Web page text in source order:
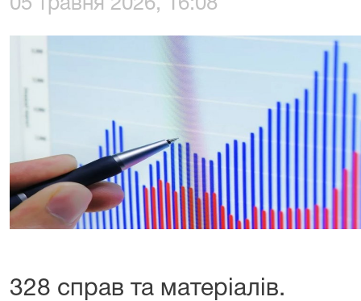
05 травня 2026, 16:08
328 справ та матеріалів.